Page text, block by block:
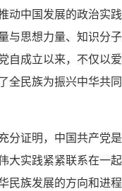
动中国发展的政治实
与思想力量、知识分
自成立以来，不仅以
全民族为振兴中华共
分证明，中国共产党
大实践紧紧联系在一
民族发展的方向和进